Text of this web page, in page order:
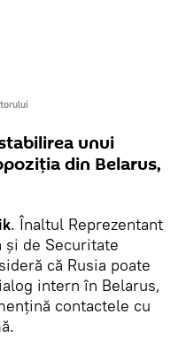
unui
din Belarus,
. Înaltul Reprezentant
și de Securitate
că Rusia poate
intern în Belarus,
contactele cu